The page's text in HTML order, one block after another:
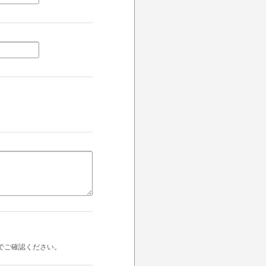
ご確認ください。